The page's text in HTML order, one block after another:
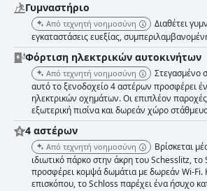
Γυμναστήριο
Από τεχνητή νοημοσύνη
Διαθέτει
εγκαταστάσεις ευεξίας,
Φόρτιση ηλεκτρικών αυτοκινήτων
Από τεχνητή νοημοσύνη
Στεγασμένο
αυτό το ξενοδοχείο 4 αστέρων προσφέρει
ηλεκτρικών οχημάτων. Οι επιπλέον
εξωτερική πισίνα και δωρεάν χώρο
4 αστέρων
Από τεχνητή νοημοσύνη
Βρίσκεται
ιδιωτικό πάρκο στην άκρη του Schesslitz,
προσφέρει κομψά δωμάτια με δωρεάν Wi-Fi.
επισκόπου, το Schloss παρέχει ένα ήσυχο